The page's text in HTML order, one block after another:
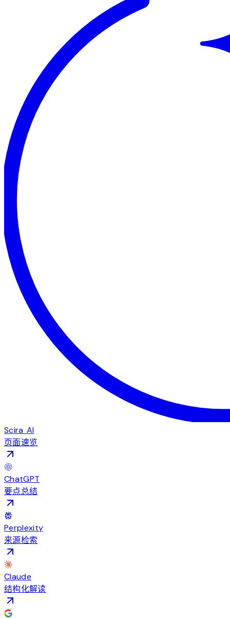
Scira AI
页面速览
ChatGPT
要点总结
Perplexity
来源检索
Claude
结构化解读